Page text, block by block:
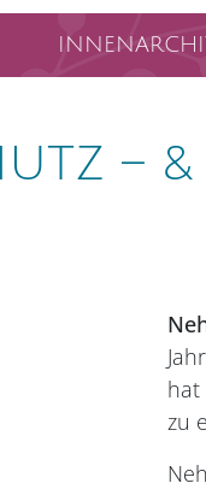
– &
hat
zu